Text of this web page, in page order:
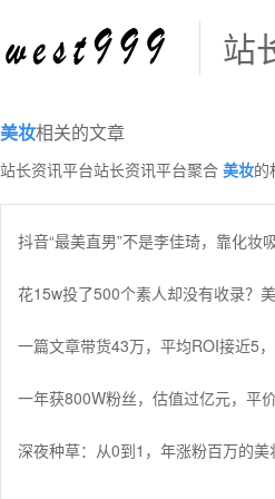
站
美妆相关的文章
站长资讯平台站长资讯平台聚合 美妆的
抖音“最美直男”不是李佳琦，靠化妆
花15w投了500个素人却没有收录？
一篇文章带货43万，平均ROI接近5
一年获800W粉丝，估值过亿元，平
深夜种草：从0到1，年涨粉百万的美